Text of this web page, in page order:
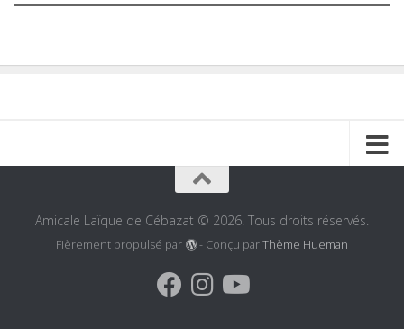
Amicale Laïque de Cébazat © 2026. Tous droits réservés.
Fièrement propulsé par - Conçu parThème Hueman